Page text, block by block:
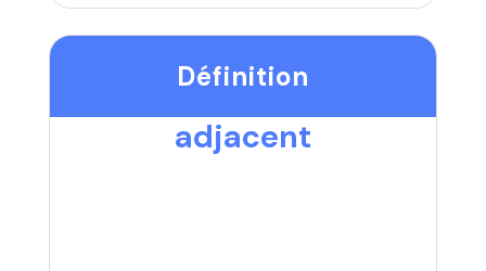
Définition
adjacent